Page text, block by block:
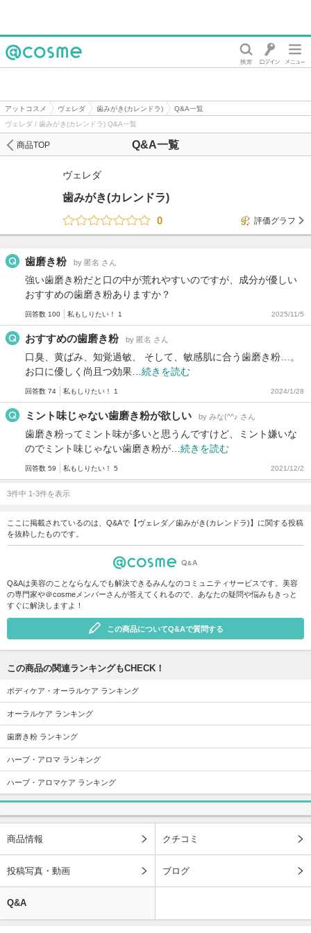
アットコスメ ヴェレダ 歯みがき(カレンドラ)
Q&A一覧
ヴェレダ / 歯みがき(カレンドラ) Q&A一覧
Q&A一覧
商品TOP
ヴェレダ
歯みがき(カレンドラ)
0
評価グラフ
歯磨き粉 by 匿名 さん
強い歯磨き粉だと口の中が荒れやすいのですが、成分が優しい
おすすめの歯磨き粉ありますか？
回答数 100 私もしりたい！ 1 2025/11/5
おすすめの歯磨き粉 by 匿名 さん
口臭、黄ばみ、知覚過敏、 そして、敏感肌に合う歯磨き粉…。
お口に優しく尚且つ効果… 続きを読む
回答数 74 私もしりたい！ 1 2024/1/28
ミント味じゃない歯磨き粉が欲しい by みな(^^♪ さん
歯磨き粉ってミント味が多いと思うんですけど、ミント嫌いな
のでミント味じゃない歯磨き粉が… 続きを読む
回答数 59 私もしりたい！ 5 2021/12/2
3件中 1-3件を表示
ここに掲載されているのは、Q&Aで【ヴェレダ／歯みがき(カレンドラ)】に関する投稿
を抜粋したものです。
Q&Aは美容のことならなんでも解決できるみんなのコミュニティサービスです。美容
の専門家や＠cosmeメンバーさんが答えてくれるので、あなたの疑問や悩みもきっと
すぐに解決しますよ！
この商品についてQ&Aで質問する
この商品の関連ランキングもCHECK！
ボディケア・オーラルケア ランキング
オーラルケア ランキング
歯磨き粉 ランキング
ハーブ・アロマ ランキング
ハーブ・アロマケア ランキング
商品情報 クチコミ
投稿写真・動画 ブログ
Q&A